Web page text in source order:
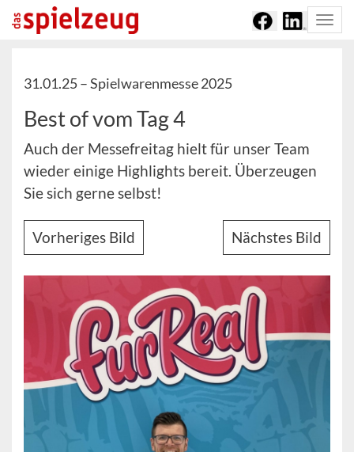
31.01.25 –Spielwarenmesse 2025
Best of vom Tag 4
Auch der Messefreitag hielt für unser Team
wieder einige Highlights bereit. Überzeugen
Sie sich gerne selbst!
Vorheriges Bild Nächstes Bild